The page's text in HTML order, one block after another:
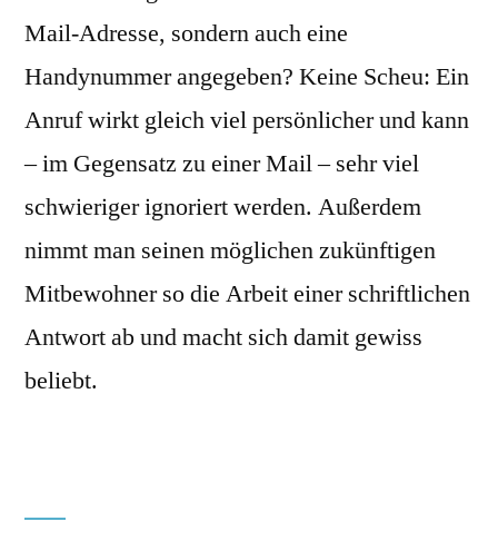
Mail-Adresse, sondern auch eine
Handynummer angegeben? Keine Scheu: Ein
Anruf wirkt gleich viel persönlicher und kann
– im Gegensatz zu einer Mail – sehr viel
schwieriger ignoriert werden. Außerdem
nimmt man seinen möglichen zukünftigen
Mitbewohner so die Arbeit einer schriftlichen
Antwort ab und macht sich damit gewiss
beliebt.